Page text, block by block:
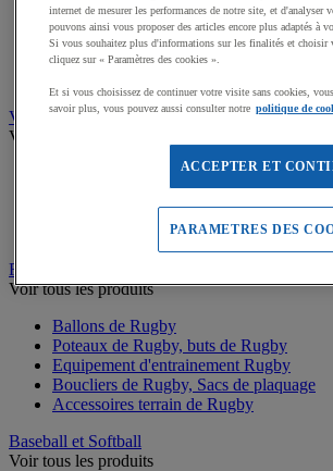
Filets de but de Hand
Accessoires d'entrainement de Handball
Accessoires buts de Hand
Volleyball
Voir tous les produits
Poteaux, Accessoires terrains de Volley
Filets de Volley
Rugby
Voir tous les produits
Ballons de Rugby
Poteaux de Rugby, buts de Rugby
Equipement d'entrainement Rugby
Boucliers de Rugby, Sacs de plaquage
Accessoires terrain de Rugby
Baseball et Softball
Voir tous les produits
internet de mesurer les performances de notre site, et d'analyser
pouvons ainsi vous proposer des articles encore plus adaptés à
Si vous souhaitez plus d'informations sur les finalités et choisir
cliquez sur « Paramètres des cookies ».
Et si vous choisissez de continuer votre visite sans cookies,
savoir plus, vous pouvez aussi consulter notre politique de
ACCEPTER ET
PARAMETRES DES